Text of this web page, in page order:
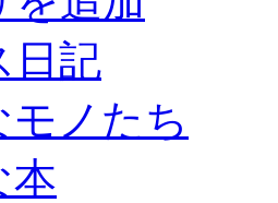
日記
モノたち
本